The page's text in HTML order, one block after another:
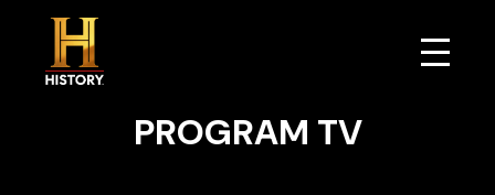
PROGRAM TV